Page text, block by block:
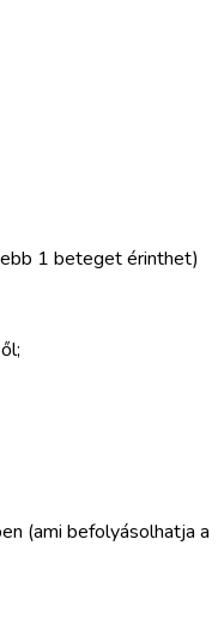
1 beteget érinthet)
(ami befolyásolhatja a